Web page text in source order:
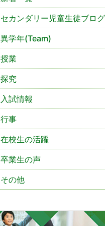
セカンダリー児童生徒ブログ
異学年(Team)
授業
探究
入試情報
行事
在校生の活躍
卒業生の声
その他